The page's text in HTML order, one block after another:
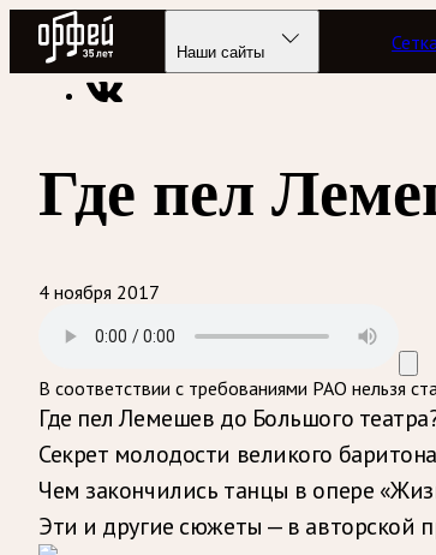
Радио Орфей
Наши сайты
Радио классической музыки «Орфей»
Где пел
4 ноября 2017
В соответствии с требованиями РАО нельзя
Где пел Лемешев до Большого
Секрет молодости великого
Чем закончились танцы в опере
Эти и другие сюжеты — в авторской